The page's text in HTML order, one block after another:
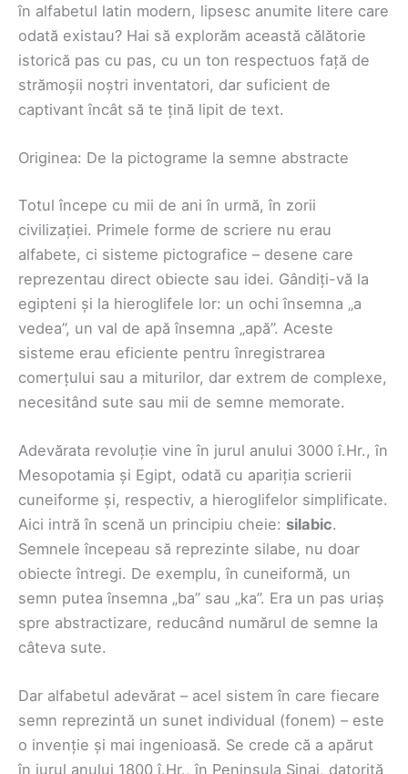
în alfabetul latin modern, lipsesc anumite litere care
odată existau? Hai să explorăm această călătorie
istorică pas cu pas, cu un ton respectuos față de
strămoșii noștri inventatori, dar suficient de
captivant încât să te țină lipit de text.
Originea: De la pictograme la semne abstracte
Totul începe cu mii de ani în urmă, în zorii
civilizației. Primele forme de scriere nu erau
alfabete, ci sisteme pictografice – desene care
reprezentau direct obiecte sau idei. Gândiți-vă la
egipteni și la hieroglifele lor: un ochi însemna „a
vedea”, un val de apă însemna „apă”. Aceste
sisteme erau eficiente pentru înregistrarea
comerțului sau a miturilor, dar extrem de complexe,
necesitând sute sau mii de semne memorate.
Adevărata revoluție vine în jurul anului 3000 î.Hr., în
Mesopotamia și Egipt, odată cu apariția scrierii
cuneiforme și, respectiv, a hieroglifelor simplificate.
Aici intră în scenă un principiu cheie: silabic.
Semnele începeau să reprezinte silabe, nu doar
obiecte întregi. De exemplu, în cuneiformă, un
semn putea însemna „ba” sau „ka”. Era un pas uriaș
spre abstractizare, reducând numărul de semne la
câteva sute.
Dar alfabetul adevărat – acel sistem în care fiecare
semn reprezintă un sunet individual (fonem) – este
o invenție și mai ingenioasă. Se crede că a apărut
în jurul anului 1800 î.Hr., în Peninsula Sinai, datorită